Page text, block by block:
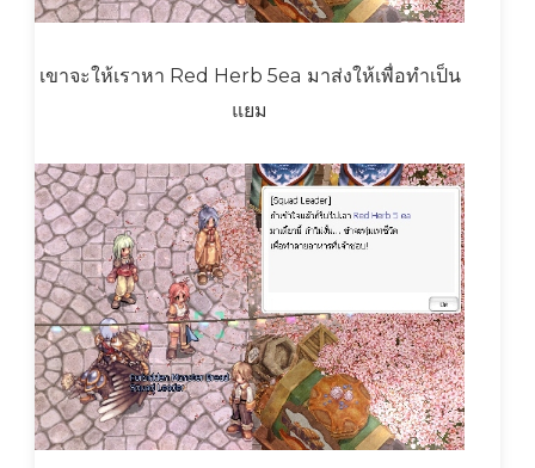
เขาจะให้เราหา Red Herb 5ea มาส่งให้เพื่อทำเป็น
แยม